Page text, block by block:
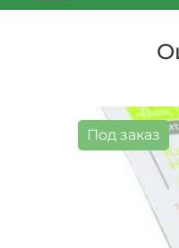
Под заказ